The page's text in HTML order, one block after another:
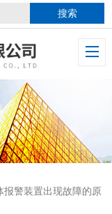
报警装置出现故障的原